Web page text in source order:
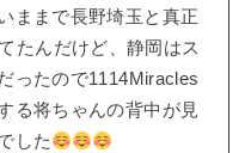
ままで長野埼玉と真正
たんだけど、静岡はス
ったので1114Miracles
る将ちゃんの背中が見
した